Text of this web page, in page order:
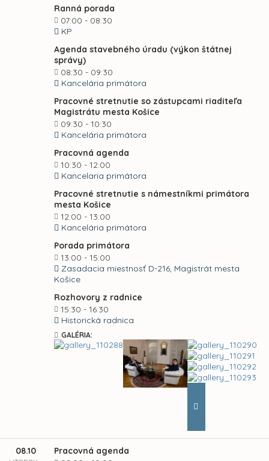
Ranná porada
07:00 - 08:30
KP
Agenda stavebného úradu (výkon štátnej
správy)
08:30 - 09:30
Kancelária primátora
Pracovné stretnutie so zástupcami riaditeľa
Magistrátu mesta Košice
09:30 - 10:30
Kancelária primátora
Pracovná agenda
10:30 - 12:00
Kancelaria primátora
Pracovné stretnutie s námestníkmi primátora
mesta Košice
12:00 - 13:00
Kancelária primátora
Porada primátora
13:00 - 15:00
Zasadacia miestnosť D-216, Magistrát mesta
Košice
Rozhovory z radnice
15:30 - 16:30
Historická radnica
GALÉRIA:
08.10
Pracovná agenda